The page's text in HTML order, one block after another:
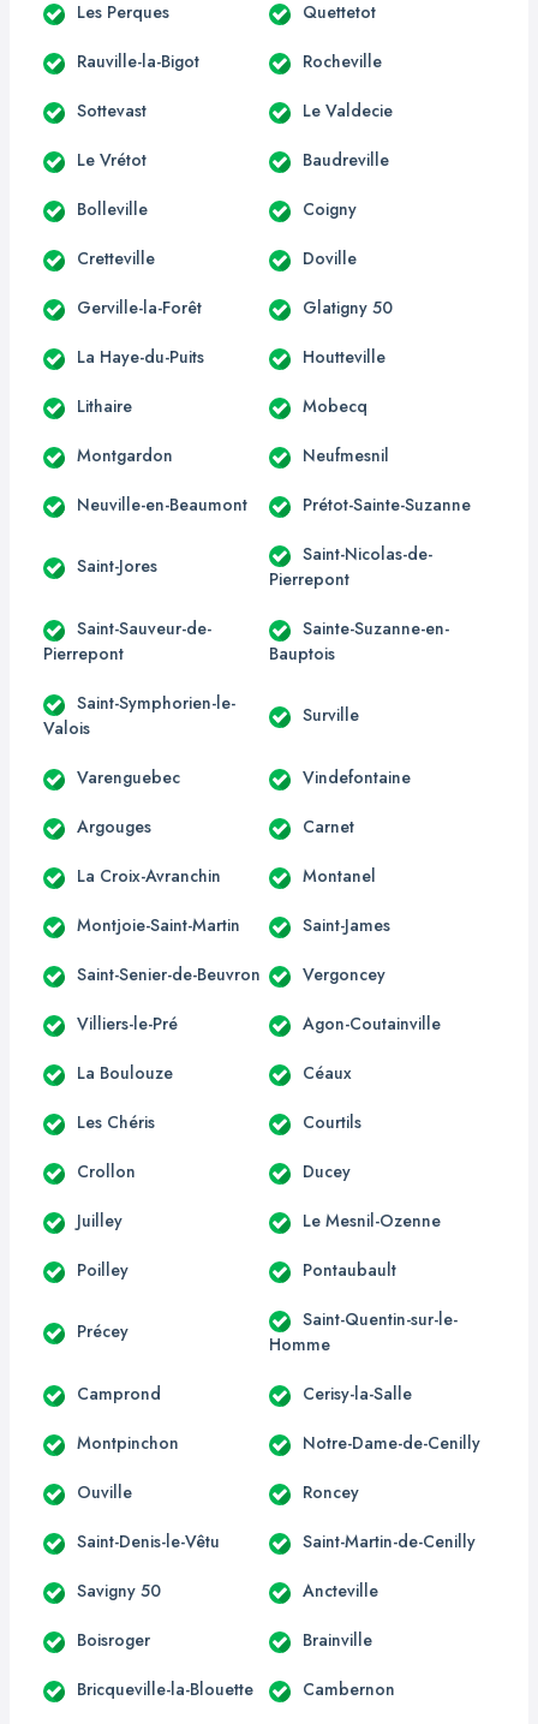
Les Perques Quettetot
Rauville-la-Bigot Rocheville
Sottevast Le Valdecie
Le Vrétot Baudreville
Bolleville Coigny
Cretteville Doville
Gerville-la-Forêt Glatigny 50
La Haye-du-Puits Houtteville
Lithaire Mobecq
Montgardon Neufmesnil
Neuville-en-Beaumont Prétot-Sainte-Suzanne
Saint-Jores
Saint-Nicolas-de-
Pierrepont
Saint-Sauveur-de-
Pierrepont
Sainte-Suzanne-en-
Bauptois
Saint-Symphorien-le-
Valois
Surville
Varenguebec Vindefontaine
Argouges Carnet
La Croix-Avranchin Montanel
Montjoie-Saint-Martin Saint-James
Saint-Senier-de-Beuvron Vergoncey
Villiers-le-Pré Agon-Coutainville
La Boulouze Céaux
Les Chéris Courtils
Crollon Ducey
Juilley Le Mesnil-Ozenne
Poilley Pontaubault
Précey
Saint-Quentin-sur-le-
Homme
Camprond Cerisy-la-Salle
Montpinchon Notre-Dame-de-Cenilly
Ouville Roncey
Saint-Denis-le-Vêtu Saint-Martin-de-Cenilly
Savigny 50 Ancteville
Boisroger Brainville
Bricqueville-la-Blouette Cambernon